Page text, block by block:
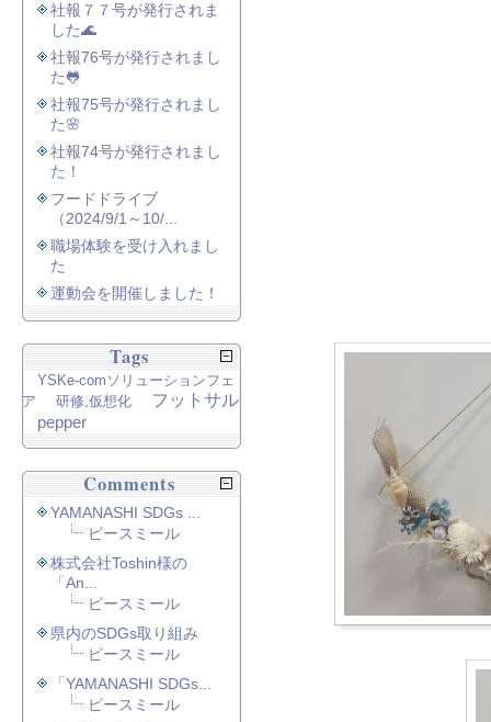
社報７７号が発行されま
した🌊
社報76号が発行されまし
た🐸
社報75号が発行されまし
た🌸
社報74号が発行されまし
た！
フードドライブ
（2024/9/1～10/...
職場体験を受け入れまし
た
運動会を開催しました！
Tags
YSKe-comソリューションフェ
ア
研修,仮想化
フットサル
pepper
Comments
YAMANASHI SDGs ...
ピースミール
株式会社Toshin様の
「An...
ピースミール
県内のSDGs取り組み
ピースミール
「YAMANASHI SDGs...
ピースミール